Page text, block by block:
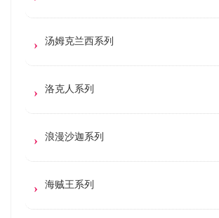
汤姆克兰西系列
洛克人系列
浪漫沙迦系列
海贼王系列